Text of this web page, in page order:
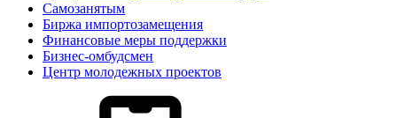
Cамозанятым
Биржа импортозамещения
Финансовые меры поддержки
Бизнес-омбудсмен
Центр молодежных проектов